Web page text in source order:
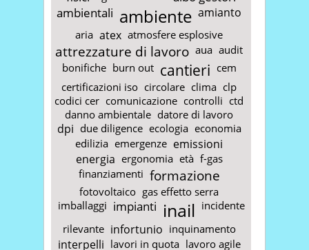
ambientali ambiente amianto
aria atex atmosfere esplosive
attrezzature di lavoro aua audit
bonifiche burn out cantieri cem
certificazioni iso circolare clima clp
codici cer comunicazione controlli ctd
danno ambientale datore di lavoro
dpi due diligence ecologia economia
edilizia emergenze emissioni
energia ergonomia età f-gas
finanziamenti formazione
fotovoltaico gas effetto serra
imballaggi impianti inail incidente
rilevante infortunio inquinamento
interpelli lavori in quota lavoro agile